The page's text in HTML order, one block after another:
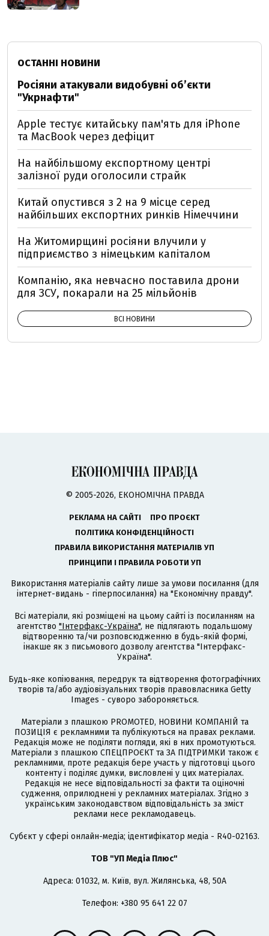
ОСТАННІ НОВИНИ
Росіяни атакували видобувні обʼєкти
"Укрнафти"
Apple тестує китайську пам'ять для iPhone
та MacBook через дефіцит
На найбільшому експортному центрі
залізної руди оголосили страйк
Китай опустився з 2 на 9 місце серед
найбільших експортних ринків Німеччини
На Житомирщині росіяни влучили у
підприємство з німецьким капіталом
Компанію, яка невчасно поставила дрони
для ЗСУ, покарали на 25 мільйонів
ВСІ НОВИНИ
© 2005-2026, ЕКОНОМІЧНА ПРАВДА
РЕКЛАМА НА САЙТІ
ПРО ПРОЄКТ
ПОЛІТИКА КОНФІДЕНЦІЙНОСТІ
ПРАВИЛА ВИКОРИСТАННЯ МАТЕРІАЛІВ УП
ПРИНЦИПИ І ПРАВИЛА РОБОТИ УП
Використання матеріалів сайту лише за умови посилання (для
інтернет-видань - гіперпосилання) на "Економічну правду".
Всі матеріали, які розміщені на цьому сайті із посиланням на
агентство "Інтерфакс-Україна", не підлягають подальшому
відтворенню та/чи розповсюдженню в будь-якій формі,
інакше як з письмового дозволу агентства "Інтерфакс-
Україна".
Будь-яке копіювання, передрук та відтворення фотографічних
творів та/або аудіовізуальних творів правовласника Getty
Images - суворо забороняється.
Матеріали з плашкою PROMOTED, НОВИНИ КОМПАНІЙ та
ПОЗИЦІЯ є рекламними та публікуються на правах реклами.
Редакція може не поділяти погляди, які в них промотуються.
Матеріали з плашкою СПЕЦПРОЄКТ та ЗА ПІДТРИМКИ також є
рекламними, проте редакція бере участь у підготовці цього
контенту і поділяє думки, висловлені у цих матеріалах.
Редакція не несе відповідальності за факти та оціночні
судження, оприлюднені у рекламних матеріалах. Згідно з
українським законодавством відповідальність за зміст
реклами несе рекламодавець.
Cубєкт у сфері онлайн-медіа; ідентифікатор медіа - R40-02163.
ТОВ "УП Медіа Плюс"
Адреса: 01032, м. Київ, вул. Жилянська, 48, 50А
Телефон: +380 95 641 22 07